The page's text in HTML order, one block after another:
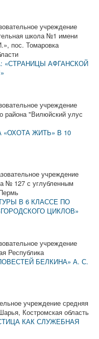
учреждение
школа №1 имени
пос. Томаровка
«СТРАНИЦЫ АФГАНСКОЙ
учреждение
района "Вилюйский улус
ЖИТЬ» В 10
учреждение
№ 127 с углубленным
В 6 КЛАССЕ ПО
ЦИКЛОВ»
учреждение
Республика
БЕЛКИНА» А. С.
учреждение средняя
Костромская область
КАК СЛУЖЕБНАЯ